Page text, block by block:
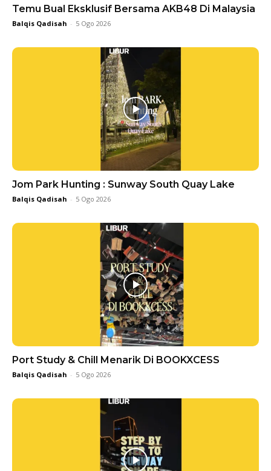
Temu Bual Eksklusif Bersama AKB48 Di Malaysia
Balqis Qadisah - 5 Ogo 2026
Jom Park Hunting : Sunway South Quay Lake
Balqis Qadisah - 5 Ogo 2026
Port Study & Chill Menarik Di BOOKXCESS
Balqis Qadisah - 5 Ogo 2026